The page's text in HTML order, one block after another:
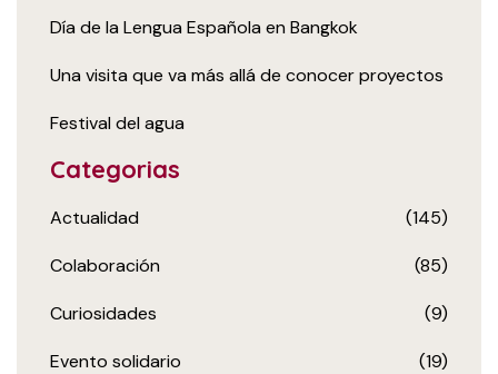
Día de la Lengua Española en Bangkok
Una visita que va más allá de conocer proyectos
Festival del agua
Categorias
Actualidad (145)
Colaboración (85)
Curiosidades (9)
Evento solidario (19)